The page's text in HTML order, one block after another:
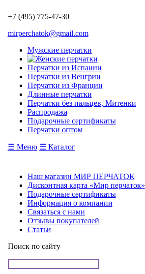
+7 (495) 775-47-30
mirperchatok@gmail.com
Мужские перчатки
Перчатки из Испании
Перчатки из Венгрии
Перчатки из Франции
Длинные перчатки
Перчатки без пальцев, Митенки
Распродажа
Подарочные сертификаты
Перчатки оптом
☰ Меню ☰ Каталог
Наш магазин МИР ПЕРЧАТОК
Дисконтная карта «Мир перчаток»
Подарочные сертификаты
Информация о компании
Связаться с нами
Отзывы покупателей
Статьи
Поиск по сайту